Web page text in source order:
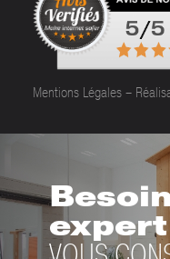
Mentions Légales–
expert